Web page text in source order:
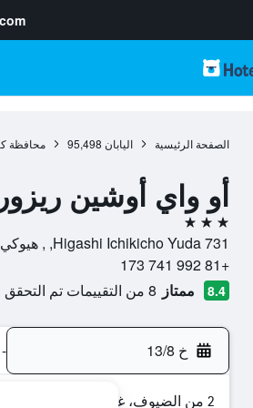
الصفحة الرئيسية اليابان 95,498 محافظة
أو واي أوشين
3 نجوم
731 Higashi Ichikicho Yuda, , هيوكي, محافظة كاجوشيما, اليابان
+81 992 741 173
8.4 ممتاز 8 من التقييمات تم التحقق منها
خ 13/8 -
2 من الضيوف، غرفة واحدة